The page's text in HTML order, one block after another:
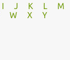
I J K L
M
W X Y